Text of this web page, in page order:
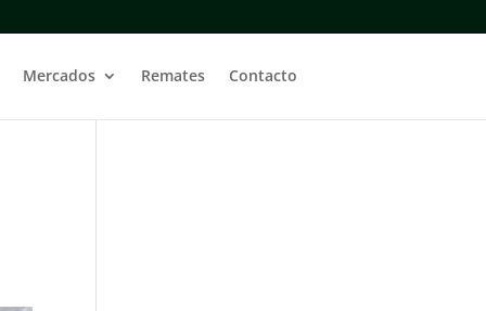
Mercados Remates Contacto